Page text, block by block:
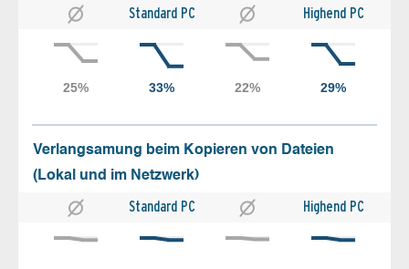
Standard PC Highend PC
Verlangsamung beim Kopieren von Dateien
(Lokal und im Netzwerk)
Standard PC Highend PC